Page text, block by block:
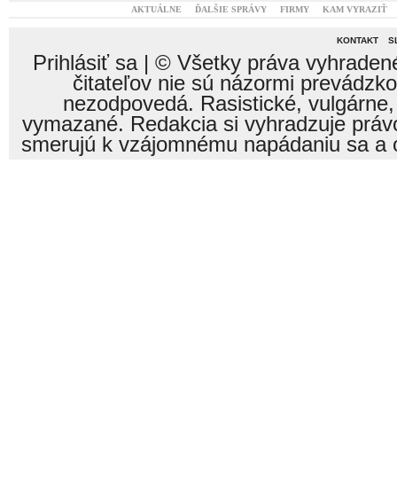
AKTUÁLNE ĎALŠIE SPRÁVY FIRMY KAM VYRAZIŤ
KONTAKT
Prihlásiť sa| © Všetky práva
čitateľov nie sú názormi
nezodpovedá. Rasistické,
vymazané. Redakcia si vyhradzuje
smerujú k vzájomnému napádaniu sa